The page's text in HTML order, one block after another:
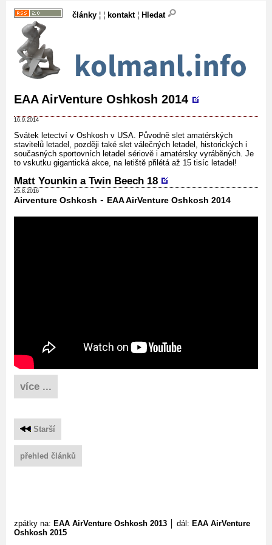
články ¦ ¦ kontakt¦ Hledat
EAA AirVenture Oshkosh 2014
16.9.2014
Svátek letectví v Oshkosh v USA. Původně slet amatérských
stavitelů letadel, později také slet válečných letadel, historických i
současných sportovních letadel sériově i amatérsky vyráběných. Je
to vskutku gigantická akce, na letiště přilétá až 15 tisíc letadel!
Matt Younkin a Twin Beech 18
25.8.2016
Airventure Oshkosh - EAA AirVenture Oshkosh 2014
více ...
Starší
přehled článků
zpátky na: EAA AirVenture Oshkosh 2013 │ dál: EAA AirVenture
Oshkosh 2015